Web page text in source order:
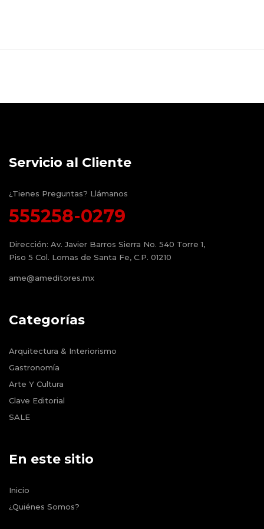
Servicio al Cliente
¿Tienes Preguntas? Llámanos
555258-0279
Dirección: Av. Javier Barros Sierra No. 540 Torre 1,
Piso 5 Col. Lomas de Santa Fe, C.P. 01210
ame@ameditores.mx
Categorías
Arquitectura & Interiorismo
Gastronomía
Arte Y Cultura
Clave Editorial
SALE
En este sitio
Inicio
¿Quiénes Somos?